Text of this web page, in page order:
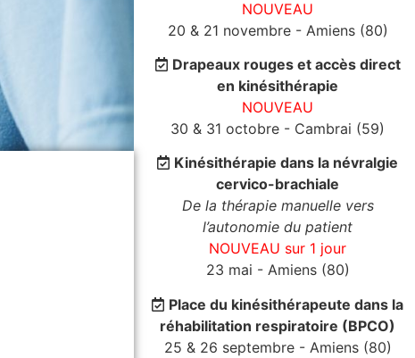
NOUVEAU
20 & 21 novembre - Amiens (80)
Drapeaux rouges et accès direct
en kinésithérapie
NOUVEAU
30 & 31 octobre - Cambrai (59)
Kinésithérapie dans la névralgie
cervico-brachiale
De la thérapie manuelle vers
l’autonomie du patient
NOUVEAU sur 1 jour
23 mai - Amiens (80)
Place du kinésithérapeute dans la
réhabilitation respiratoire (BPCO)
25 & 26 septembre - Amiens (80)